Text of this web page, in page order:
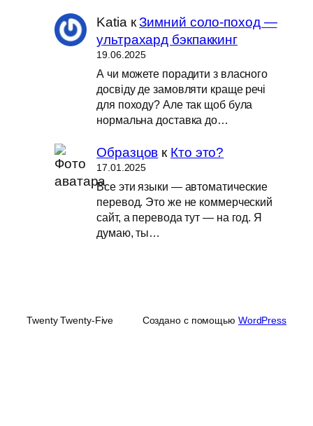
KatiaкЗимний соло-поход —
ультрахард бэкпаккинг
19.06.2025
А чи можете порадити з власного
досвіду де замовляти краще речі
для походу? Але так щоб була
нормальна доставка до…
Образцов к Кто это?
17.01.2025
Все эти языки — автоматические
перевод. Это же не коммерческий
сайт, а перевода тут — на год. Я
думаю, ты…
Twenty Twenty-Five Создано с помощью WordPress